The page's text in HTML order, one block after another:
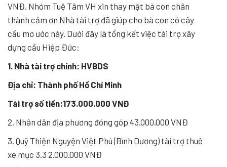
VNĐ. Nhóm Tuệ Tâm VH xin thay mặt bà con chân
thành cảm ơn Nhà tài trợ đã giúp cho bà con có cây
cầu mơ ước này. Dưới đây là tổng kết việc tài trợ xây
dựng cầu Hiệp Đức:
1. Nhà tài trợ chính: HVBDS
Địa chỉ: Thành phố Hồ Chí Minh
Tài trợ số tiền:173.000.000 VNĐ
2. Nhân dân địa phương đóng góp 43.000.000 VNĐ
3. Quỹ Thiện Nguyện Việt Phú (Bình Dương) tài trợ thuê
xe mục 3.3 2.000.000 VNĐ